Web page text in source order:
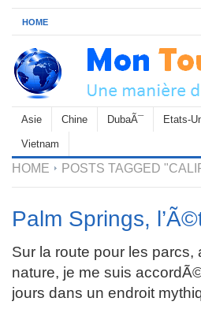
HOME
Asie Chine DubaÃ¯ Etats-
Vietnam
HOME POSTS TAGGED
Palm Springs,
Sur la route pour les parcs,
nature, je me suis
jours dans un endroit